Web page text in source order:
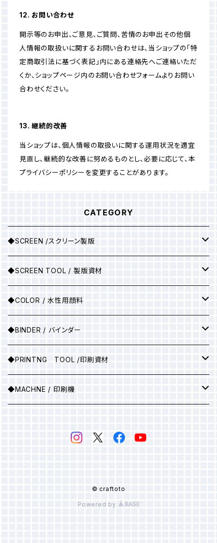
12. お問い合わせ
開示等のお申出、ご意見、ご質問、苦情のお申出その他個
人情報の取扱いに関するお問い合わせは、当ショップの「特
定商取引法に基づく表記」内にある連絡先へご連絡いただ
くか、ショップページ内のお問い合わせフォームよりお問い
合わせください。
13. 継続的改善
当ショップは、個人情報の取扱いに関する運用状況を適宜
見直し、継続的な改善に努めるものとし、必要に応じて、本
プライバシーポリシーを変更することがあります。
CATEGORY
◆SCREEN /スクリーン製版
シルクスクリーン製版
◆SCREEN TOOL / 製版資材
製版用インクジェットプリント
●A3サイズ
●A2サイズ
アルミ枠
アルミ枠+紗張り
フィルム
◆COLOR / 水性用顔料
▶25ｇ
▶100ｇ
◆BINDER / バインダー
▶ソフトバインダー(カラー)
▶ソフトバインダー（ホワイト）
◆PRINTNG TOOL /印刷資材
スキージ
◆MACHNE / 印刷機
© craftoto
Powered by